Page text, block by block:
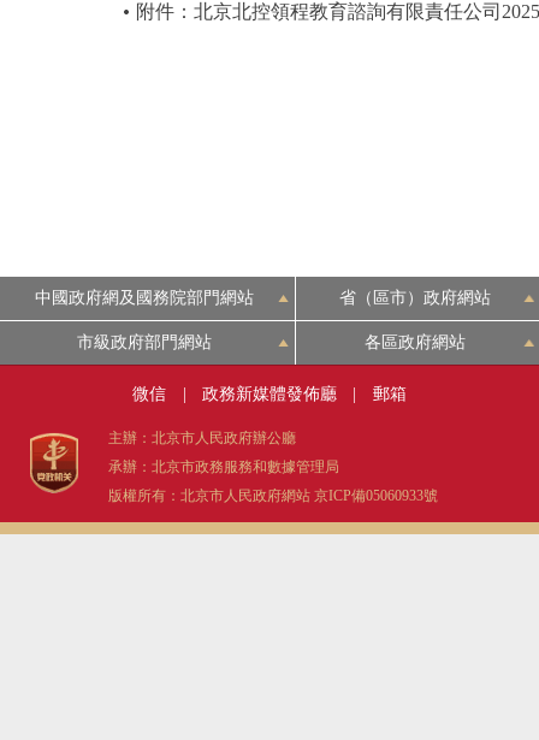
附件：北京北控領程教育諮詢有限責任公司
中國政府網及國務院部門網站 省（區市）政府網站
市級政府部門網站 各區政府網站
微信 政務新媒體發佈廳 郵箱
主辦：北京市人民政府辦公廳
承辦：北京市政務服務和數據管理局
版權所有：北京市人民政府網站 京ICP備05060933號